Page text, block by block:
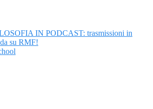
IN PODCAST: trasmissioni in
su RMF!